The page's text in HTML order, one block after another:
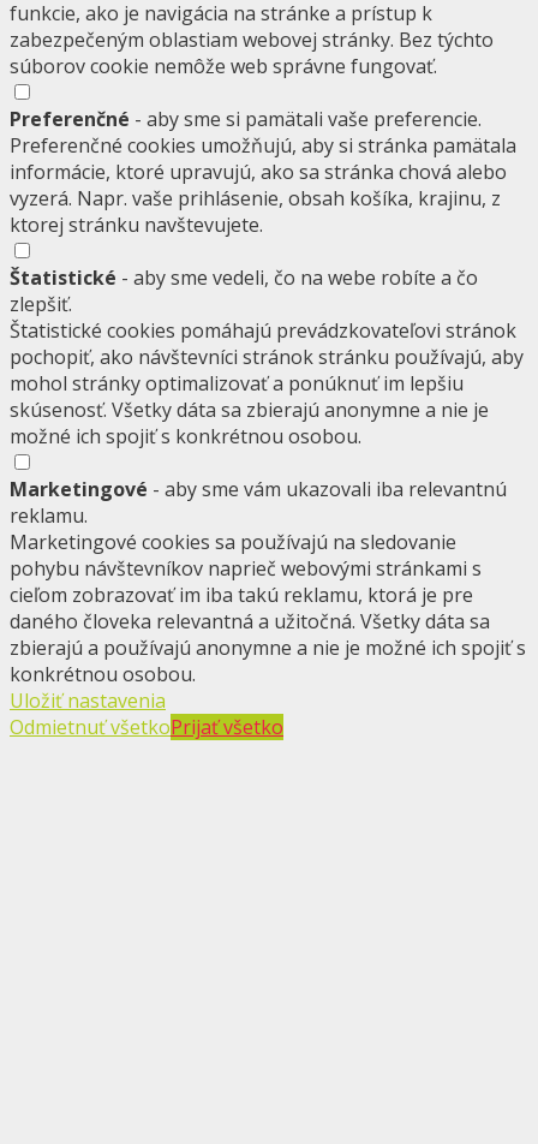
funkcie, ako je navigácia na stránke a prístup k
zabezpečeným oblastiam webovej stránky. Bez týchto
súborov cookie nemôže web správne fungovať.
Preferenčné - aby sme si pamätali vaše preferencie.
Preferenčné cookies umožňujú, aby si stránka pamätala
informácie, ktoré upravujú, ako sa stránka chová alebo
vyzerá. Napr. vaše prihlásenie, obsah košíka, krajinu, z
ktorej stránku navštevujete.
Štatistické - aby sme vedeli, čo na webe robíte a čo
zlepšiť.
Štatistické cookies pomáhajú prevádzkovateľovi stránok
pochopiť, ako návštevníci stránok stránku používajú, aby
mohol stránky optimalizovať a ponúknuť im lepšiu
skúsenosť. Všetky dáta sa zbierajú anonymne a nie je
možné ich spojiť s konkrétnou osobou.
Marketingové - aby sme vám ukazovali iba relevantnú
reklamu.
Marketingové cookies sa používajú na sledovanie
pohybu návštevníkov naprieč webovými stránkami s
cieľom zobrazovať im iba takú reklamu, ktorá je pre
daného človeka relevantná a užitočná. Všetky dáta sa
zbierajú a používajú anonymne a nie je možné ich spojiť s
konkrétnou osobou.
Uložiť nastavenia
Odmietnuť všetkoPrijať všetko